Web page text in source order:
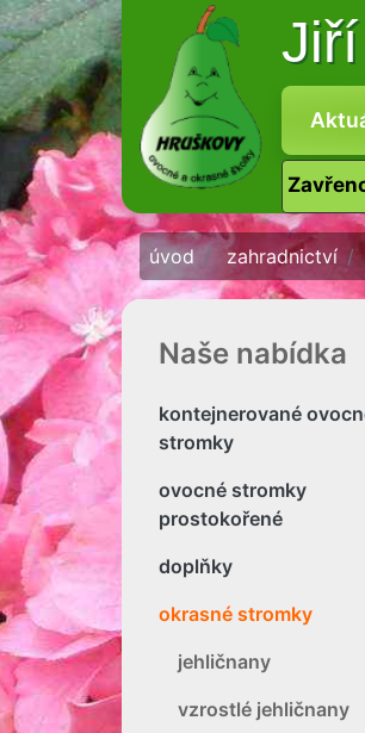
úvod zahradnictví
Naše nabídka
kontejnerované
stromky
ovocné stromky
prostokořené
doplňky
okrasné stromky
jehličnany
vzrostlé jehličnany